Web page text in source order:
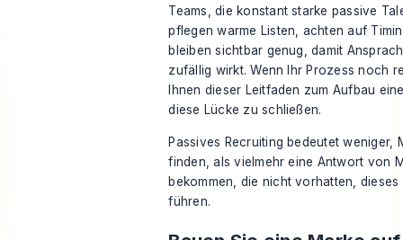
Teams, die konstant starke passive
pflegen warme Listen, achten auf
bleiben sichtbar genug, damit
zufällig wirkt. Wenn Ihr Prozess noch
Ihnen dieser Leitfaden zum Aufbau
diese Lücke zu schließen.
Passives Recruiting bedeutet weniger,
finden, als vielmehr eine Antwort von
bekommen, die nicht vorhatten, dieses
führen.